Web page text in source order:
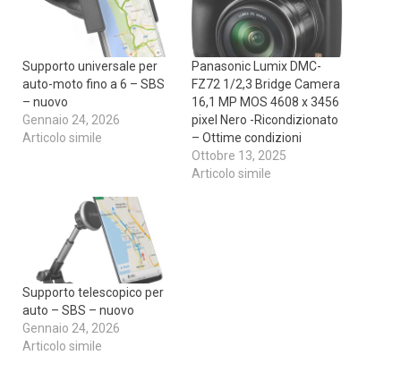
Supporto universale per
auto-moto fino a 6 – SBS
– nuovo
Gennaio 24, 2026
Articolo simile
Panasonic Lumix DMC-
FZ72 1/2,3 Bridge Camera
16,1 MP MOS 4608 x 3456
pixel Nero -Ricondizionato
– Ottime condizioni
Ottobre 13, 2025
Articolo simile
Supporto telescopico per
auto – SBS – nuovo
Gennaio 24, 2026
Articolo simile